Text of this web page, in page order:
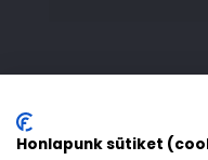
Honlapunk sütiket